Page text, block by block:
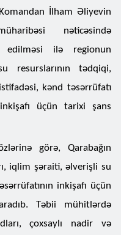
İlham Əliyevin
nəticəsində
edilməsi ilə regionun
resurslarının tədqiqi,
kənd təsərrüfatı
üçün tarixi şans
görə, Qarabağın
iqlim şəraiti, əlverişli su
inkişafı üçün
Təbii mühitlərdə
çoxsaylı nadir və